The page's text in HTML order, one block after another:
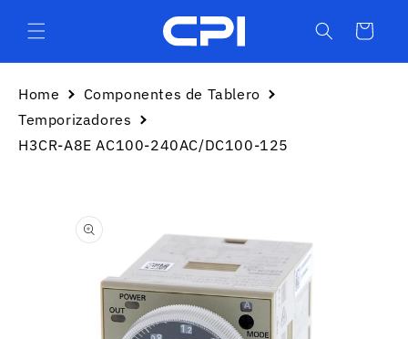
directamente
al contenido
Carrito
Home
Componentes de Tablero
Temporizadores
H3CR-A8E AC100-240AC/DC100-125
información